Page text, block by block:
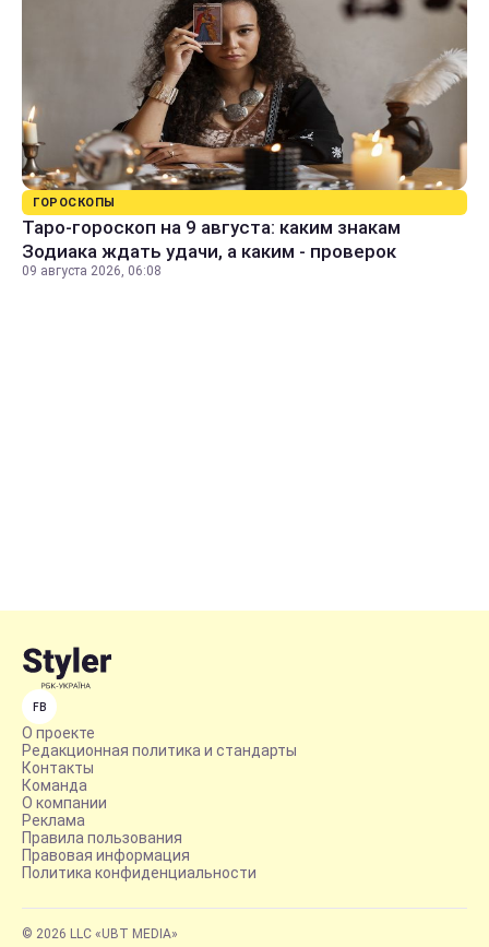
ГОРОСКОПЫ
Таро-гороскоп на 9 августа: каким знакам
Зодиака ждать удачи, а каким - проверок
09 августа 2026, 06:08
FB
О проекте
Редакционная политика и стандарты
Контакты
Команда
О компании
Реклама
Правила пользования
Правовая информация
Политика конфиденциальности
© 2026 LLC «UBT MEDIA»